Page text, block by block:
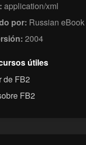
application/xml
por: Russian
2004
útiles
de FB2
FB2